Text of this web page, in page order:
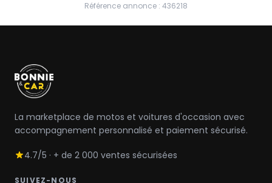
Référence annonce : 436218
La marketplace de motos et voitures d'occasion avec
accompagnement personnalisé et paiement sécurisé.
4.7/5 · + de 2 000 ventes sécurisées
SUIVEZ-NOUS